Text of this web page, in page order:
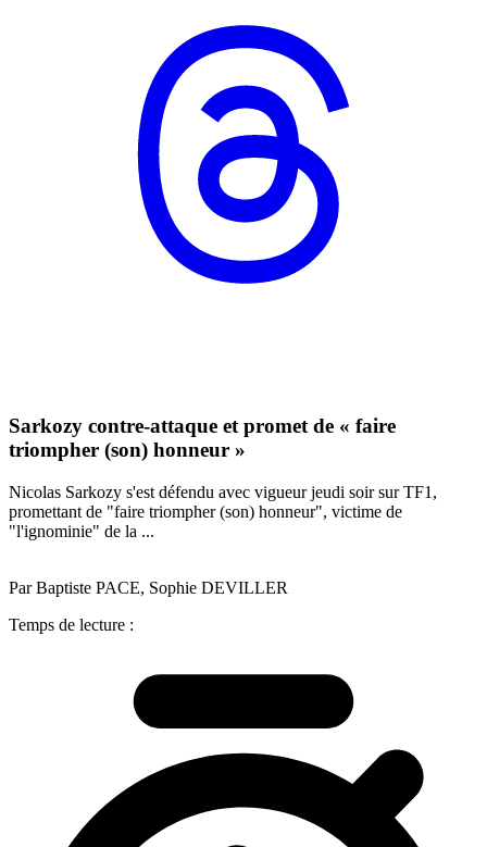
Sarkozy contre-attaque et promet de « faire
triompher (son) honneur »
Nicolas Sarkozy s'est défendu avec vigueur jeudi soir sur TF1,
promettant de "faire triompher (son) honneur", victime de
"l'ignominie" de la ...
Par Baptiste PACE, Sophie DEVILLER
Temps de lecture :